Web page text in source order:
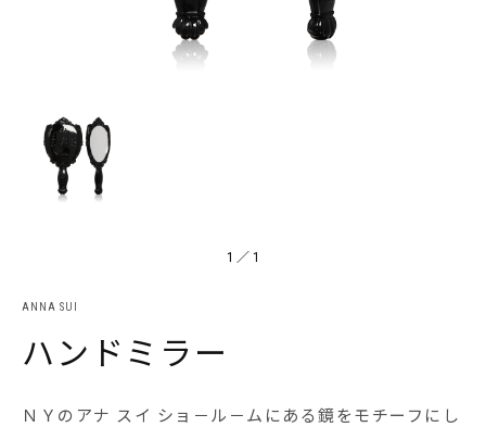
1 ／ 1
ANNA SUI
ハンドミラー
ＮＹのアナ スイ ショ－ル－ムにある鏡をモチーフにし